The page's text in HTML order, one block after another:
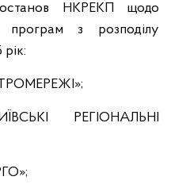
НКРЕКП щодо
програм з розподілу
РЕГІОНАЛЬНІ